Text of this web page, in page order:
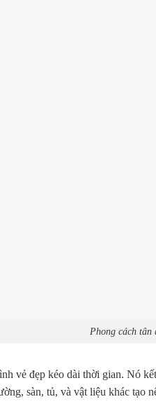
Phong cách tân
vẻ đẹp kéo dài thời gian. Nó
sàn, tủ, và vật liệu khác tạo